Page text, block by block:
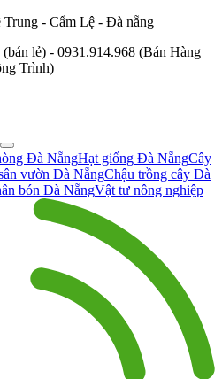
- Cẩm Lệ - Đà nẵng
lẻ) - 0931.914.968 (Bán Hàng
Trình)
Đà NẵngHạt giống Đà NẵngCây
vườn Đà NẵngChậu trồng cây Đà
bón Đà NẵngVật tư nông nghiệp